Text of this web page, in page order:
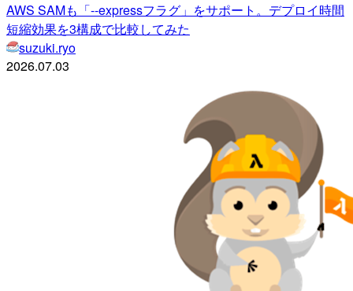
AWS SAMも「--expressフラグ」をサポート。デプロイ時間
短縮効果を3構成で比較してみた
suzuki.ryo
2026.07.03